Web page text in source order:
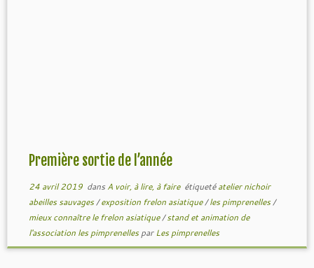
Première sortie de l’année
24 avril 2019dans A voir, à lire, à faire étiquetéatelier nichoir
abeilles sauvages/exposition frelon asiatique/les pimprenelles/
mieux connaître le frelon asiatique/stand et animation de
l'association les pimprenellesparLes pimprenelles